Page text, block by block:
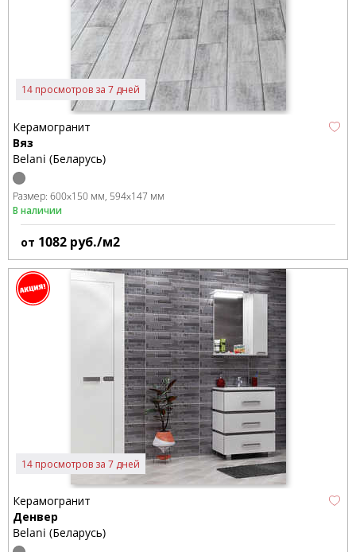
14 просмотров за 7 дней
Керамогранит
Вяз
Belani (Беларусь)
Размер: 600x150 мм 594x147 мм
В наличии
от 1082 руб./м2
14 просмотров за 7 дней
Керамогранит
Денвер
Belani (Беларусь)